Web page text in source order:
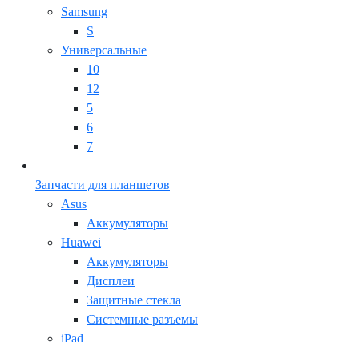
Samsung
S
Универсальные
10
12
5
6
7
Запчасти для планшетов
Asus
Аккумуляторы
Huawei
Аккумуляторы
Дисплеи
Защитные стекла
Системные разъемы
iPad